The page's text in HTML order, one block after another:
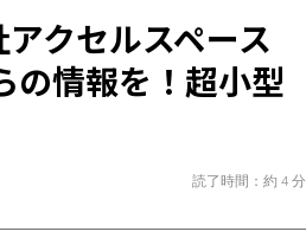
クセルスペース
の情報を！超小型
読了時間：約 4 分